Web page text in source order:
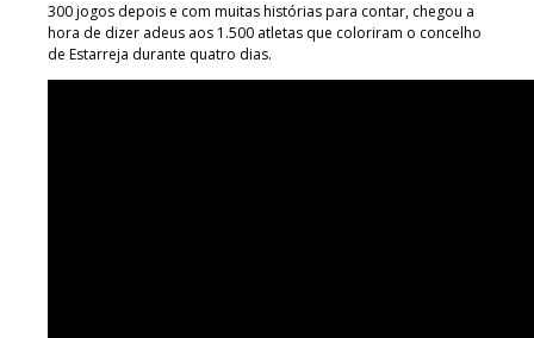
300 jogos depois e com muitas histórias para contar, chegou a
hora de dizer adeus aos 1.500 atletas que coloriram o concelho
de Estarreja durante quatro dias.